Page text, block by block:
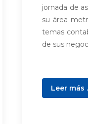
jornada de
su área
temas
de sus
Leer más